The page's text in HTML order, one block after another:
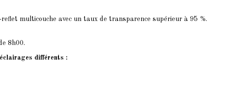
multicouche avec un taux de transparence supérieur à 95 %.
8h00.
différents :